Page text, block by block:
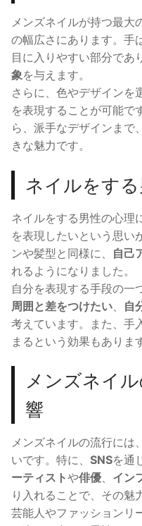
メンズネイルが持つ最大
の幅広さにあります。手
目に入りやすい部分であ
象 を与えます。
さらに、色やデザインを
を表現することが可能で
ら、派手なデザインまで
きな魅力です。
ネイルをす
ネイルをする男性の心理
を表現したいという思い
ンや髪型と同様に、 自己
れるようになりました。
自分を表現する手段の一
周囲と差をつけたい
自
考えています。また、手
まるという効果もありま
メンズネイ
響
メンズネイルの流行には、
いです。特に、 SNSを通
ーティストや俳優、 イン
り入れることで、その魅
芸能人やファッションリ